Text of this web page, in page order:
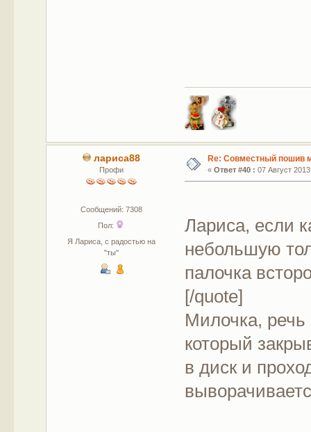
лариса88
Профи
Сообщений: 7308
Пол:
Я Лариса, с радостью на
"ты"
Re: Совместный пошив
« Ответ #40 : 07 Август
Лариса, если
небольшую
палочка
[/quote]
Милочка,
который
в диск и